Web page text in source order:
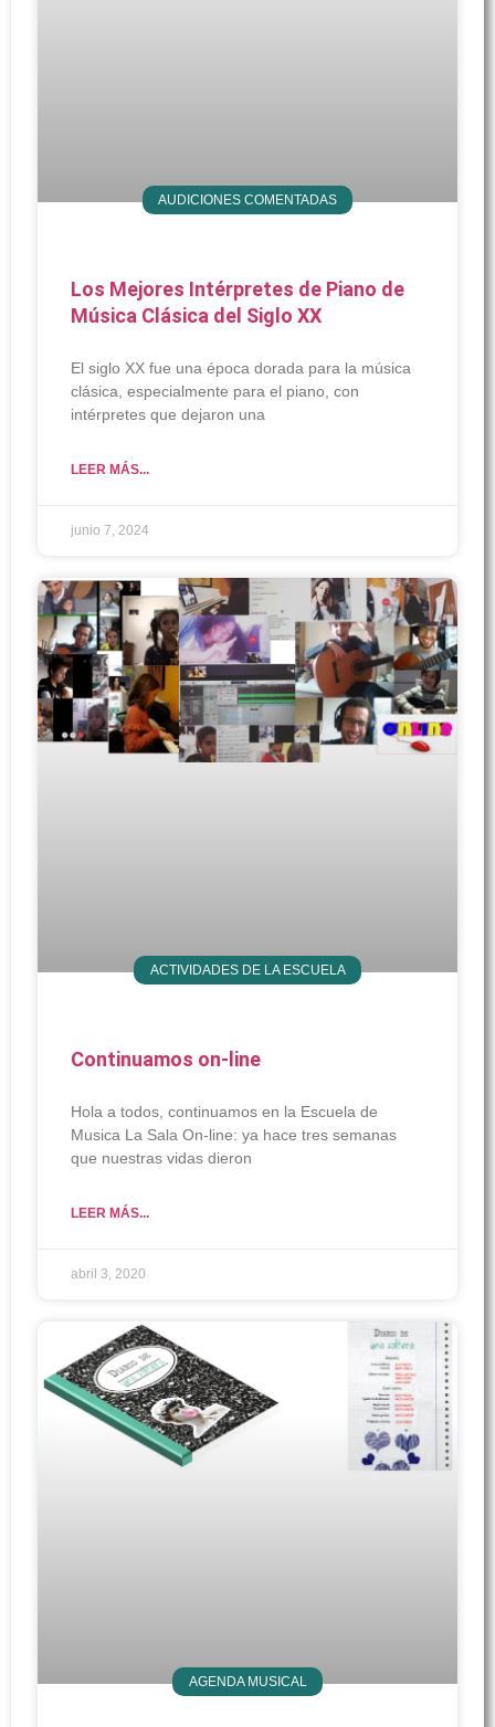
AUDICIONES COMENTADAS
Los Mejores Intérpretes de Piano de
Música Clásica del Siglo XX
El siglo XX fue una época dorada para la música
clásica, especialmente para el piano, con
intérpretes que dejaron una
LEER MÁS...
junio 7, 2024
ACTIVIDADES DE LA ESCUELA
Continuamos on-line
Hola a todos, continuamos en la Escuela de
Musica La Sala On-line: ya hace tres semanas
que nuestras vidas dieron
LEER MÁS...
abril 3, 2020
AGENDA MUSICAL